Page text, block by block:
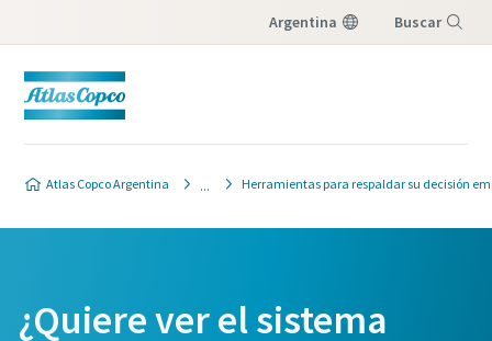
Argentina Buscar
Atlas Copco Argentina Herramientas para respaldar su decisión
¿Quiere ver el sistema